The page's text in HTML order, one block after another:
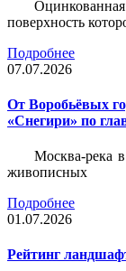
поверхность
Подробнее
07.07.2026
От Воробьёвых
«Снегири» по
Москва-река
живописных
Подробнее
01.07.2026
Рейтинг